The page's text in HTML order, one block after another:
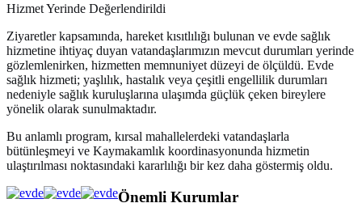
Hizmet Yerinde Değerlendirildi
Ziyaretler kapsamında, hareket kısıtlılığı bulunan ve evde sağlık
hizmetine ihtiyaç duyan vatandaşlarımızın mevcut durumları yerinde
gözlemlenirken, hizmetten memnuniyet düzeyi de ölçüldü. Evde
sağlık hizmeti; yaşlılık, hastalık veya çeşitli engellilik durumları
nedeniyle sağlık kuruluşlarına ulaşımda güçlük çeken bireylere
yönelik olarak sunulmaktadır.
Bu anlamlı program, kırsal mahallelerdeki vatandaşlarla
bütünleşmeyi ve Kaymakamlık koordinasyonunda hizmetin
ulaştırılması noktasındaki kararlılığı bir kez daha göstermiş oldu.
Önemli Kurumlar